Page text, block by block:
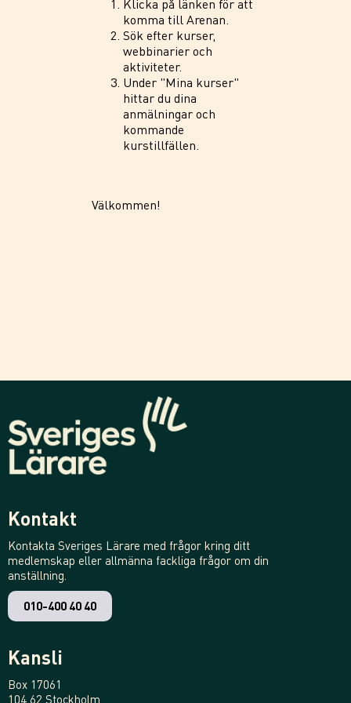
Klicka på länken för att
komma till Arenan.
Sök efter kurser,
webbinarier och
aktiviteter.
Under "Mina kurser"
hittar du dina
anmälningar och
kommande
kurstillfällen.
Välkommen!
Kontakt
Kontakta Sveriges Lärare med frågor kring ditt
medlemskap eller allmänna fackliga frågor om din
anställning.
010-400 40 40
Kansli
Box 17061
104 62 Stockholm